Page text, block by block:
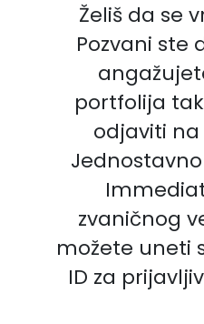
Želiš da se
Pozvani ste
portfolija
odjaviti
zvaničnog
možete uneti
ID za